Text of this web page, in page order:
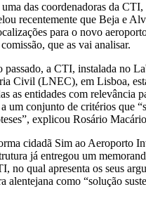
das coordenadoras da CTI,
recentemente que Beja e
para o novo
que as vai analisar.
passado, a CTI, instalada no
Civil (LNEC), em Lisboa,
as entidades com relevância
um conjunto de critérios que
explicou Rosário
cidadã Sim ao Aeroporto
já entregou um
no qual apresenta os seus
alentejana como “solução